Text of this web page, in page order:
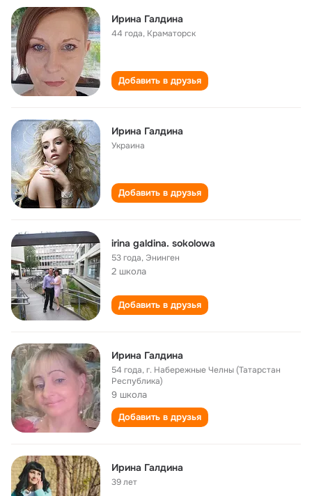
Ирина Галдина
44 года, Краматорск
Добавить в друзья
Ирина Галдина
Украина
Добавить в друзья
irina galdina. sokolowa
53 года, Энинген
2 школа
Добавить в друзья
Ирина Галдина
54 года,г. Набережные Челны (Татарстан
Республика)
9 школа
Добавить в друзья
Ирина Галдина
39 лет